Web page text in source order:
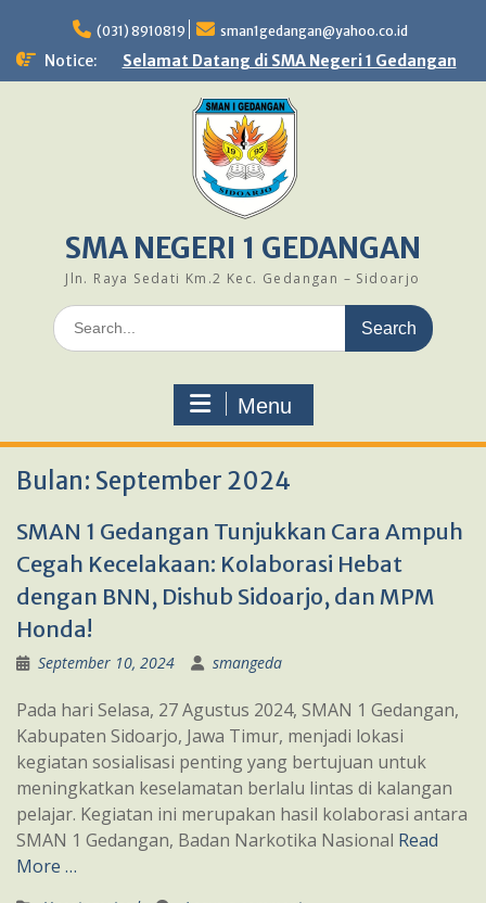
content
(031) 8910819 sman1gedangan@yahoo.co.id
Notice: Selamat Datang di SMA Negeri 1 Gedangan
SMA NEGERI 1 GEDANGAN
Jln. Raya Sedati Km.2 Kec. Gedangan – Sidoarjo
Search
for:
Menu
Bulan: September 2024
SMAN 1 Gedangan Tunjukkan Cara Ampuh
Cegah Kecelakaan: Kolaborasi Hebat
dengan BNN, Dishub Sidoarjo, dan MPM
Honda!
September 10, 2024 smangeda
Pada hari Selasa, 27 Agustus 2024, SMAN 1 Gedangan,
Kabupaten Sidoarjo, Jawa Timur, menjadi lokasi
kegiatan sosialisasi penting yang bertujuan untuk
meningkatkan keselamatan berlalu lintas di kalangan
pelajar. Kegiatan ini merupakan hasil kolaborasi antara
SMAN 1 Gedangan, Badan Narkotika Nasional Read
More …